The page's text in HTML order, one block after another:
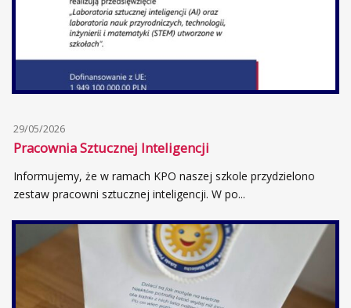
29/05/2026
Pracownia Sztucznej Inteligencji
Informujemy, że w ramach KPO naszej szkole przydzielono
zestaw pracowni sztucznej inteligencji. W po...